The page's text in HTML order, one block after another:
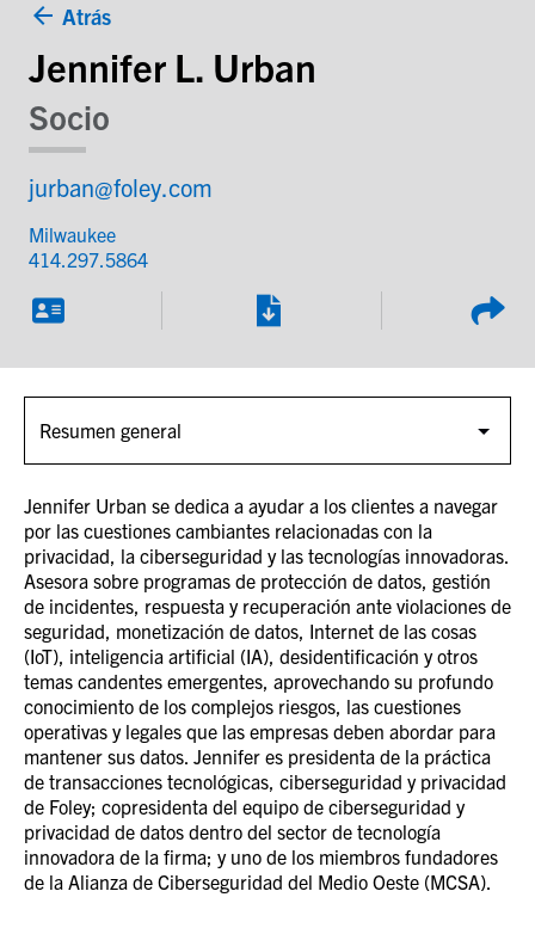
Atrás
Jennifer L. Urban
Socio
jurban@foley.com
Milwaukee
414.297.5864
Jennifer Urban se dedica a ayudar a los clientes a navegar
por las cuestiones cambiantes relacionadas con la
privacidad, la ciberseguridad y las tecnologías innovadoras.
Asesora sobre programas de protección de datos, gestión
de incidentes, respuesta y recuperación ante violaciones de
seguridad, monetización de datos, Internet de las cosas
(IoT), inteligencia artificial (IA), desidentificación y otros
temas candentes emergentes, aprovechando su profundo
conocimiento de los complejos riesgos, las cuestiones
operativas y legales que las empresas deben abordar para
mantener sus datos. Jennifer es presidenta de la práctica
de transacciones tecnológicas, ciberseguridad y privacidad
de Foley; copresidenta del equipo de ciberseguridad y
privacidad de datos dentro del sector de tecnología
innovadora de la firma; y uno de los miembros fundadores
de la Alianza de Ciberseguridad del Medio Oeste (MCSA).